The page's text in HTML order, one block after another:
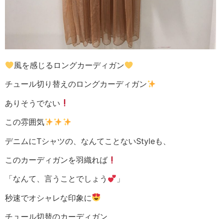
風を感じるロングカーディガン
チュール切り替えのロングカーディガン
ありそうでない
この雰囲気
デニムにTシャツの、なんてことないStyleも、
このカーディガンを羽織れば
「なんて、言うことでしょう
」
秒速でオシャレな印象に
チュール切替のカーディガン